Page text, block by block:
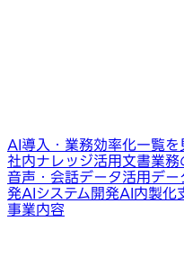
AI導入・業務効率化一覧を
社内ナレッジ活用文書業務
音声・会話データ活用デー
発AIシステム開発AI内製化
事業内容